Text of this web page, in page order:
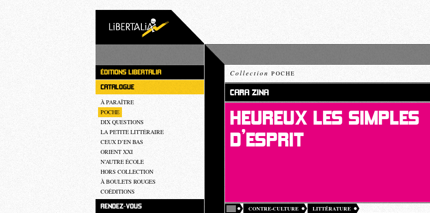
ÉDITIONS LIBERTALIA
CATALOGUE
À PARAÎTRE
POCHE
DIX QUESTIONS
LA PETITE LITTÉRAIRE
CEUX D’EN BAS
ORIENT XXI
N’AUTRE ÉCOLE
HORS COLLECTION
À BOULETS ROUGES
COÉDITIONS
RENDEZ-VOUS
Collection POCHE
CARA ZINA
HEUREUX LES SIMPLES
D’ESPRIT
CONTRE-CULTURE LITTÉRATURE